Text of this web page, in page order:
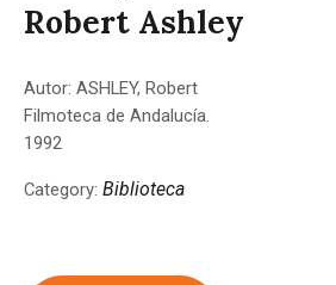
Robert Ashley
Autor: ASHLEY, Robert
Filmoteca de Andalucía.
1992
Category: Biblioteca